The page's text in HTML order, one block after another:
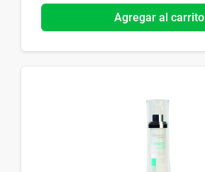
Agregar al carrito